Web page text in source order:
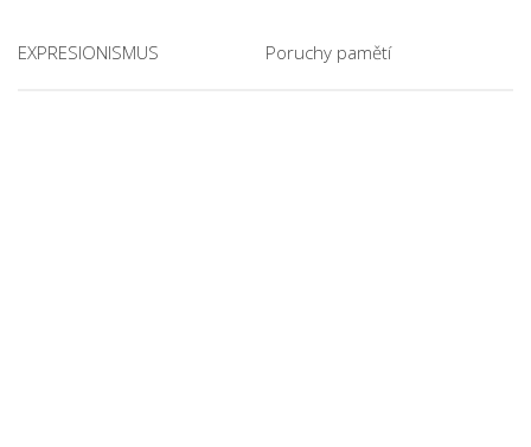
EXPRESIONISMUS Poruchy pamětí